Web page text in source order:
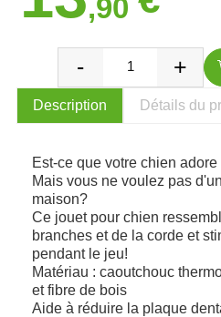
,90
Description Détails du
Est-ce que votre chien
Mais vous ne voulez pas
maison?
Ce jouet pour chien
branches et de la corde et
pendant le jeu!
Matériau : caoutchouc
et fibre de bois
Aide à réduire la plaque